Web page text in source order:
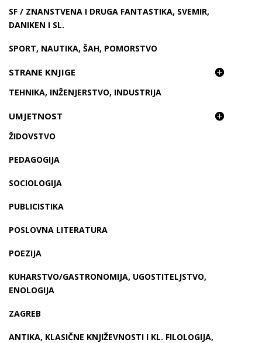
SF / ZNANSTVENA I DRUGA FANTASTIKA, SVEMIR,
DANIKEN I SL.
SPORT, NAUTIKA, ŠAH, POMORSTVO
STRANE KNJIGE
TEHNIKA, INŽENJERSTVO, INDUSTRIJA
UMJETNOST
ŽIDOVSTVO
PEDAGOGIJA
SOCIOLOGIJA
PUBLICISTIKA
POSLOVNA LITERATURA
POEZIJA
KUHARSTVO/GASTRONOMIJA, UGOSTITELJSTVO,
ENOLOGIJA
ZAGREB
ANTIKA, KLASIČNE KNJIŽEVNOSTI I KL. FILOLOGIJA,